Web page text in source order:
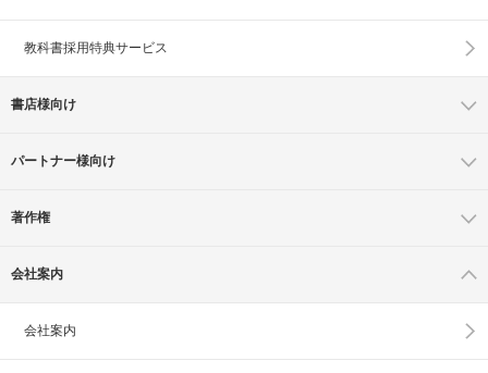
教科書採用特典サービス
書店様向け
パートナー様向け
著作権
会社案内
会社案内